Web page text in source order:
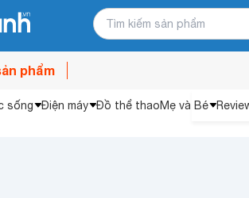
phẩm
sống Điện máy Đồ thể thaoMẹ và Bé